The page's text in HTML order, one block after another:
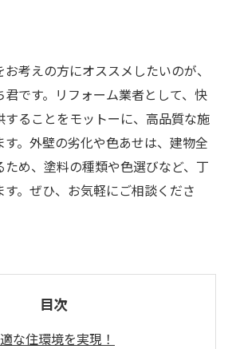
考えの方にオススメしたいのが、
です。リフォーム業者として、快
ることをモットーに、高品質な施
。外壁の劣化や色あせは、建物全
め、塗料の種類や色選びなど、丁
。ぜひ、お気軽にご相談くださ
目次
な住環境を実現！